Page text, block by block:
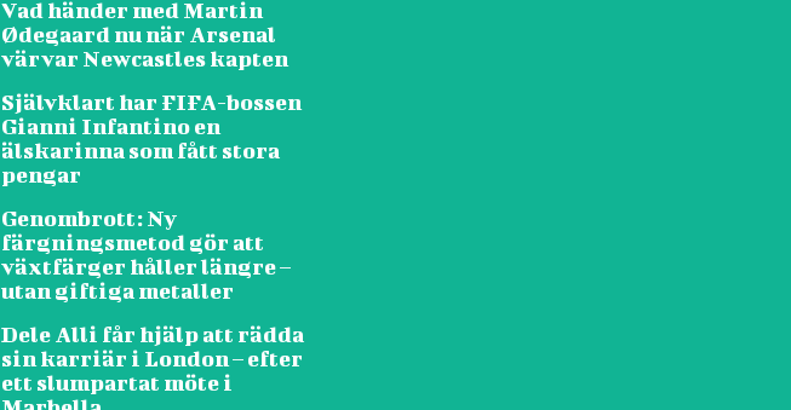
Vad händer med Martin
Ødegaard nu när Arsenal
värvar Newcastles kapten
Självklart har FIFA-bossen
Gianni Infantino en
älskarinna som fått stora
pengar
Genombrott: Ny
färgningsmetod gör att
växtfärger håller längre –
utan giftiga metaller
Dele Alli får hjälp att rädda
sin karriär i London – efter
ett slumpartat möte i